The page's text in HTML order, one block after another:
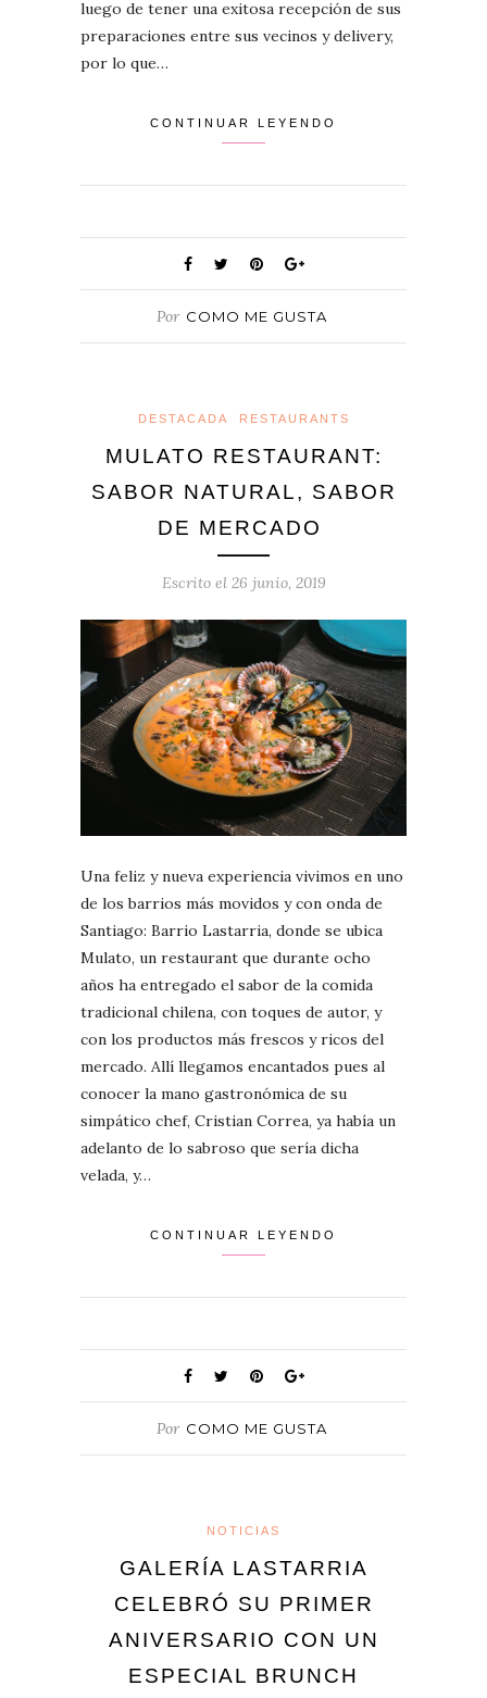
luego de tener una exitosa recepción de sus
preparaciones entre sus vecinos y delivery,
por lo que…
CONTINUAR LEYENDO
Por COMO ME GUSTA
DESTACADA RESTAURANTS
MULATO RESTAURANT:
SABOR NATURAL, SABOR
DE MERCADO
Escrito el 26 junio, 2019
Una feliz y nueva experiencia vivimos en uno
de los barrios más movidos y con onda de
Santiago: Barrio Lastarria, donde se ubica
Mulato, un restaurant que durante ocho
años ha entregado el sabor de la comida
tradicional chilena, con toques de autor, y
con los productos más frescos y ricos del
mercado. Allí llegamos encantados pues al
conocer la mano gastronómica de su
simpático chef, Cristian Correa, ya había un
adelanto de lo sabroso que sería dicha
velada, y…
CONTINUAR LEYENDO
Por COMO ME GUSTA
NOTICIAS
GALERÍA LASTARRIA
CELEBRÓ SU PRIMER
ANIVERSARIO CON UN
ESPECIAL BRUNCH